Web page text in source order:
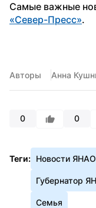
«Север-Пресс».
Авторы Анна
0 0
Теги: Новости ЯНАО
Губернатор
Семья